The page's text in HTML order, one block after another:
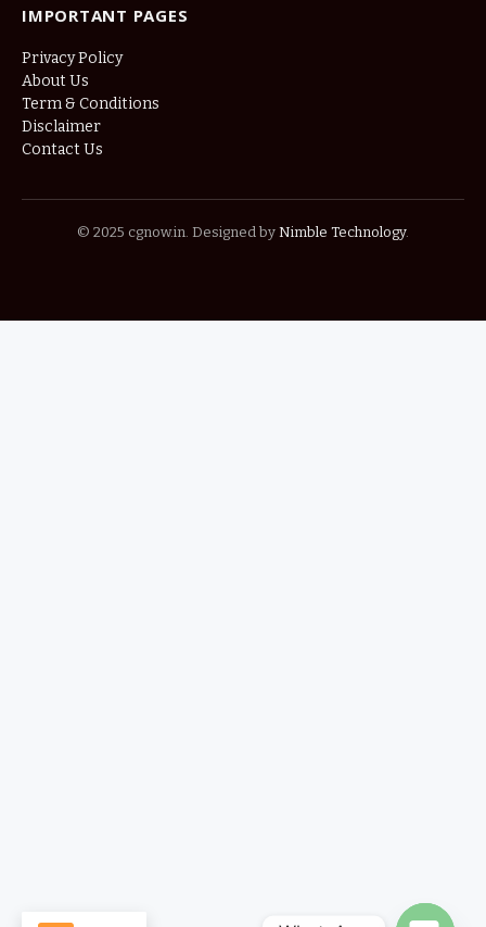
IMPORTANT PAGES
Privacy Policy
About Us
Term & Conditions
Disclaimer
Contact Us
© 2025 cgnow.in. Designed by Nimble Technology.